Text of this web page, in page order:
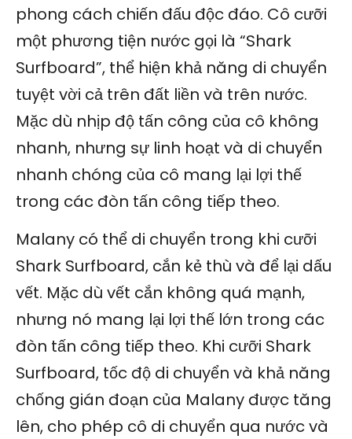
phong cách chiến đấu độc đáo. Cô cưỡi
một phương tiện nước gọi là “Shark
Surfboard”, thể hiện khả năng di chuyển
tuyệt vời cả trên đất liền và trên nước.
Mặc dù nhịp độ tấn công của cô không
nhanh, nhưng sự linh hoạt và di chuyển
nhanh chóng của cô mang lại lợi thế
trong các đòn tấn công tiếp theo.
Malany có thể di chuyển trong khi cưỡi
Shark Surfboard, cắn kẻ thù và để lại dấu
vết. Mặc dù vết cắn không quá mạnh,
nhưng nó mang lại lợi thế lớn trong các
đòn tấn công tiếp theo. Khi cưỡi Shark
Surfboard, tốc độ di chuyển và khả năng
chống gián đoạn của Malany được tăng
lên, cho phép cô di chuyển qua nước và